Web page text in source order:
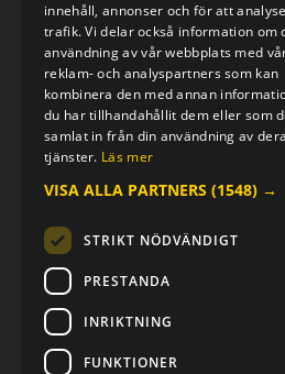
ÖPPETTIDER
Måndag - Torsdag
Lunchstängt
Fredagar
Telefontider
E-POST & TELEFON
verkstaden@mc-kompaniet.se
0500-44 01 00
Swish 123 226 1121
Kontantfri verksamhet
FÖLJ OSS
innehåll, annonser och för att
trafik. Vi delar också information om
användning av vår webbplats med
reklam- och analyspartners som kan
kombinera den med annan
du har tillhandahållit dem eller som
samlat in från din användning av
tjänster. Läs mer
VISA ALLA PARTNERS (1548) →
STRIKT NÖDVÄNDIGT
PRESTANDA
INRIKTNING
FUNKTIONER